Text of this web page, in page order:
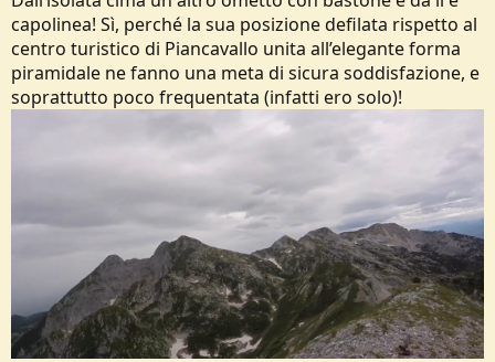
capolinea! Sì, perché la sua posizione defilata rispetto al
centro turistico di Piancavallo unita all’elegante forma
piramidale ne fanno una meta di sicura soddisfazione, e
soprattutto poco frequentata (infatti ero solo)!